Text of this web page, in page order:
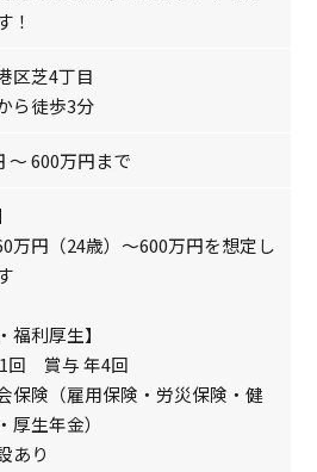
！
区芝4丁目
ら徒歩3分
～ 600万円まで
万円（24歳）〜600万円を想定し
福利厚生】
回 賞与 年4回
保険（雇用保険・労災保険・健
厚生年金）
あり